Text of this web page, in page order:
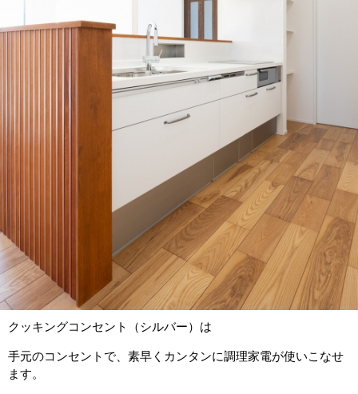
クッキングコンセント（シルバー）は
手元のコンセントで、素早くカンタンに調理家電が使いこなせ
ます。